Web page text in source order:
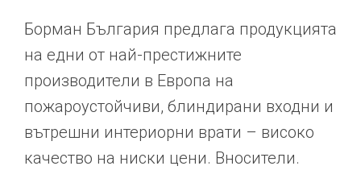
Борман България предлага продукцията
на едни от най-престижните
производители в Европа на
пожароустойчиви, блиндирани входни и
вътрешни интериорни врати – високо
качество на ниски цени. Вносители.